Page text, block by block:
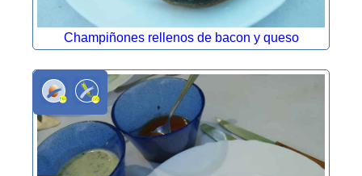
Champiñones rellenos de bacon y queso